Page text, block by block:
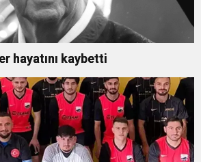
hayatını kaybetti